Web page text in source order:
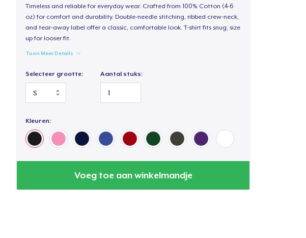
Timeless and reliable for everyday wear. Crafted from 100% Cotton (4-6
oz) for comfort and durability. Double-needle stitching, ribbed crew-neck,
and tear-away label offer a classic, comfortable look. T-shirt fits snug; size
up for looser fit.
Toon Meer Details
Selecteer grootte: Aantal stuks:
Kleuren:
Voeg toe aan winkelmandje